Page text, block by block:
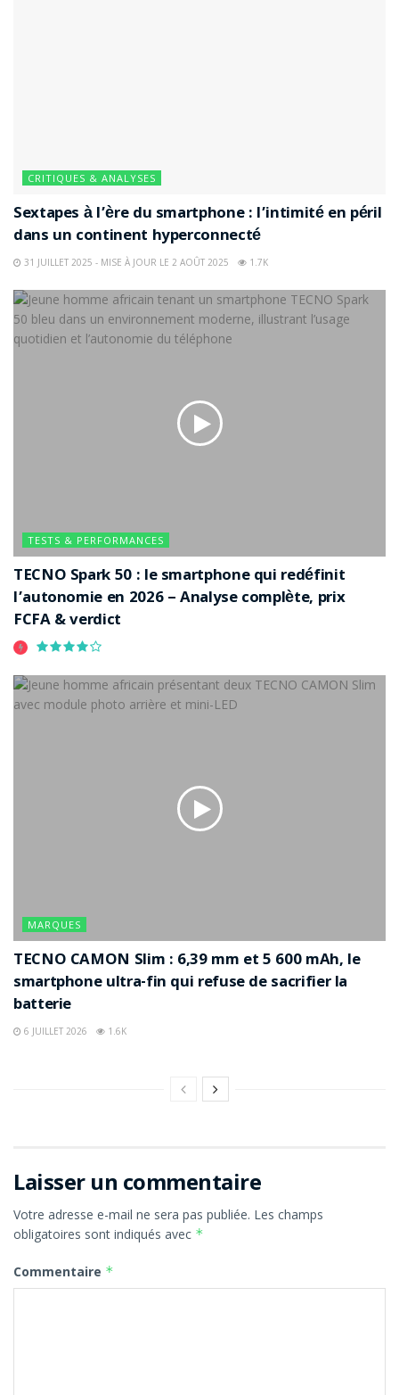
CRITIQUES & ANALYSES
Sextapes à l’ère du smartphone : l’intimité en péril
dans un continent hyperconnecté
31 JUILLET 2025 - MISE À JOUR LE 2 AOÛT 2025 1.7K
TESTS & PERFORMANCES
TECNO Spark 50 : le smartphone qui redéfinit
l’autonomie en 2026 – Analyse complète, prix
FCFA & verdict
MARQUES
TECNO CAMON Slim : 6,39 mm et 5 600 mAh, le
smartphone ultra-fin qui refuse de sacrifier la
batterie
6 JUILLET 2026 1.6K
Laisser un commentaire
Votre adresse e-mail ne sera pas publiée. Les champs
obligatoires sont indiqués avec *
Commentaire *